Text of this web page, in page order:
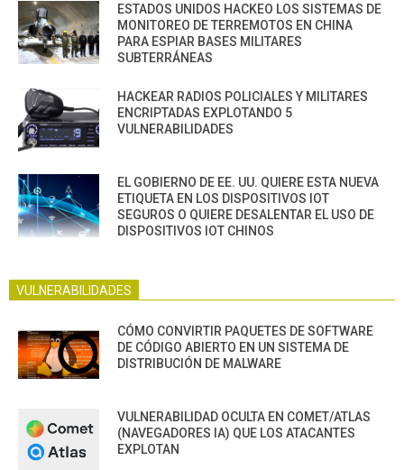
ESTADOS UNIDOS HACKEO LOS SISTEMAS DE
MONITOREO DE TERREMOTOS EN CHINA
PARA ESPIAR BASES MILITARES
SUBTERRÁNEAS
HACKEAR RADIOS POLICIALES Y MILITARES
ENCRIPTADAS EXPLOTANDO 5
VULNERABILIDADES
EL GOBIERNO DE EE. UU. QUIERE ESTA NUEVA
ETIQUETA EN LOS DISPOSITIVOS IOT
SEGUROS O QUIERE DESALENTAR EL USO DE
DISPOSITIVOS IOT CHINOS
VULNERABILIDADES
CÓMO CONVIRTIR PAQUETES DE SOFTWARE
DE CÓDIGO ABIERTO EN UN SISTEMA DE
DISTRIBUCIÓN DE MALWARE
VULNERABILIDAD OCULTA EN COMET/ATLAS
(NAVEGADORES IA) QUE LOS ATACANTES
EXPLOTAN